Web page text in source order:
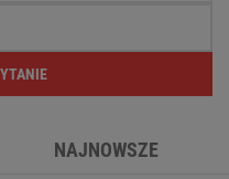
NAJNOWSZE